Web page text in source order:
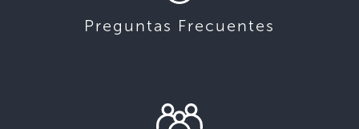
Preguntas Frecuentes